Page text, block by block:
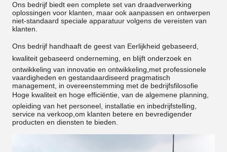
Ons bedrijf biedt een complete set van draadverwerking
oplossingen voor klanten, maar ook aanpassen en ontwerpen
niet-standaard speciale apparatuur volgens de vereisten van
klanten.
Ons bedrijf handhaaft de geest van Eerlijkheid gebaseerd,
kwaliteit gebaseerd onderneming, en blijft onderzoek en
ontwikkeling van innovatie en ontwikkeling,met professionele
vaardigheden en gestandaardiseerd pragmatisch
management, in overeenstemming met de bedrijfsfilosofie
Hoge kwaliteit en hoge efficiëntie, van de algemene planning,
opleiding van het personeel, installatie en inbedrijfstelling,
service na verkoop,om klanten betere en bevredigender
producten en diensten te bieden.